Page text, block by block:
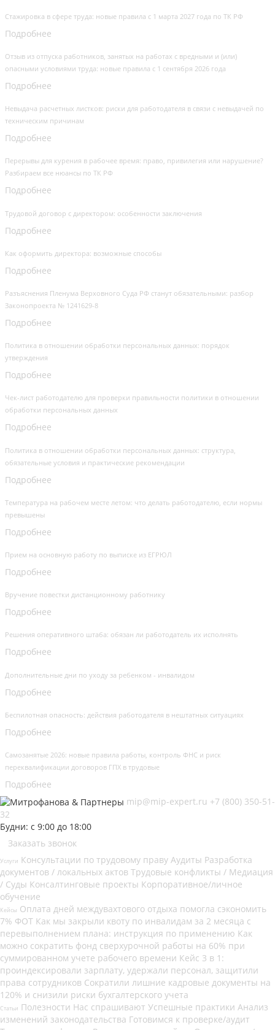
Стажировка в сфере труда: новые правила с 1 марта 2027 года по ТК РФ
Подробнее
Отзыв из отпуска работников, занятых на работах с вредными и (или)
опасными условиями труда: новые правила с 1 сентября 2026 года
Подробнее
Невыдача расчетных листков: риски для работодателя в связи с невыдачей по
техническим причинам
Подробнее
Перерывы для курения в рабочее время: право, привилегия или нарушение?
Разбираем все нюансы по ТК РФ
Подробнее
Трудовой договор с директором: особенности заключения
Подробнее
Как оформить директора: возможные способы
Подробнее
Разъяснения Пленума Верховного Суда РФ станут обязательными: разбор
Законопроекта № 1241629-8
Подробнее
Политика в отношении обработки персональных данных: порядок
утверждения
Подробнее
Чек-лист работодателю для проверки правильности политики в отношении
обработки персональных данных
Подробнее
Политика в отношении обработки персональных данных: структура,
обязательные условия и практические рекомендации
Подробнее
Температура на рабочем месте летом: что делать работодателю, если нормы
превышены
Подробнее
Прием на основную работу по выписке из ЕГРЮЛ
Подробнее
Вручение повестки дистанционному работнику
Подробнее
Решения оперативного штаба: обязан ли работодатель их исполнять
Подробнее
Дополнительные дни по уходу за ребенком - инвалидом
Подробнее
Беспилотная опасность: действия работодателя в нештатных ситуациях
Подробнее
Самозанятые 2026: новые правила работы, контроль ФНС и риск
переквалификации договоров ГПХ в трудовые
Подробнее
mip@mip-expert.ru +7 (800) 350-51-
32
Будни: с 9:00 до 18:00
Заказать звонок
Услуги Консультации по трудовому праву Аудиты Разработка
документов / локальных актов Трудовые конфликты / Медиация
/ Суды Консалтинговые проекты Корпоративное/личное
обучение
Кейсы Оплата дней междувахтового отдыха помогла сэкономить
7% ФОТ Как мы закрыли квоту по инвалидам за 2 месяца с
перевыполнением плана: инструкция по применению Как
можно сократить фонд сверхурочной работы на 60% при
суммированном учете рабочего времени Кейс 3 в 1:
проиндексировали зарплату, удержали персонал, защитили
права сотрудников Сократили лишние кадровые документы на
120% и снизили риски бухгалтерского учета
Статьи Полезности Нас спрашивают Успешные практики Анализ
изменений законодательства Готовимся к проверке/аудит